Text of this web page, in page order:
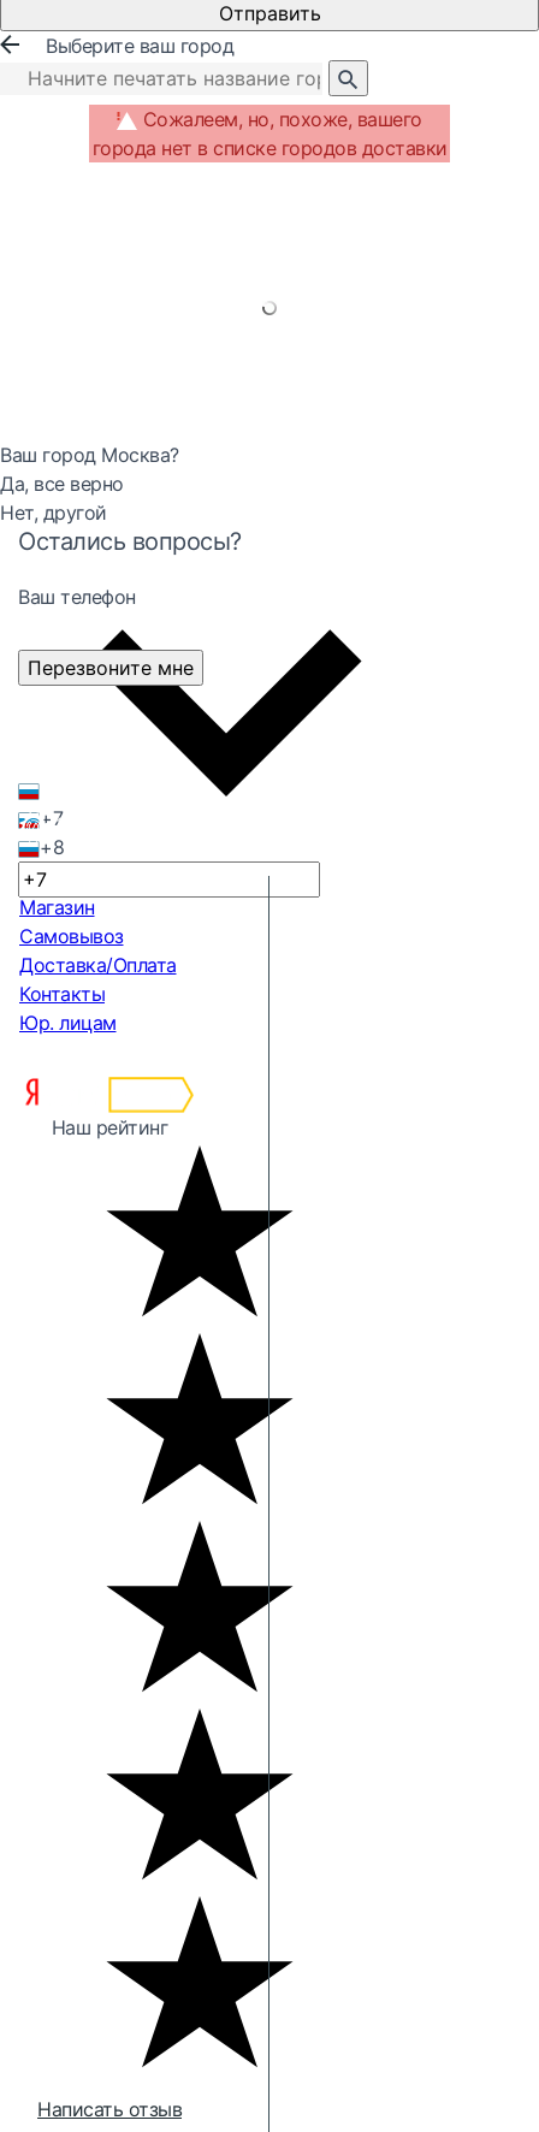
Отправить
Выберите ваш город
Сожалеем, но, похоже, вашего
города нет в списке городов доставки
Ваш город Москва?
Да, все верно
Нет, другой
Остались вопросы?
Ваш телефон
+7
+8
Перезвоните мне
Магазин
Самовывоз
Доставка/Оплата
Контакты
Юр. лицам
Наш рейтинг
Написать отзыв